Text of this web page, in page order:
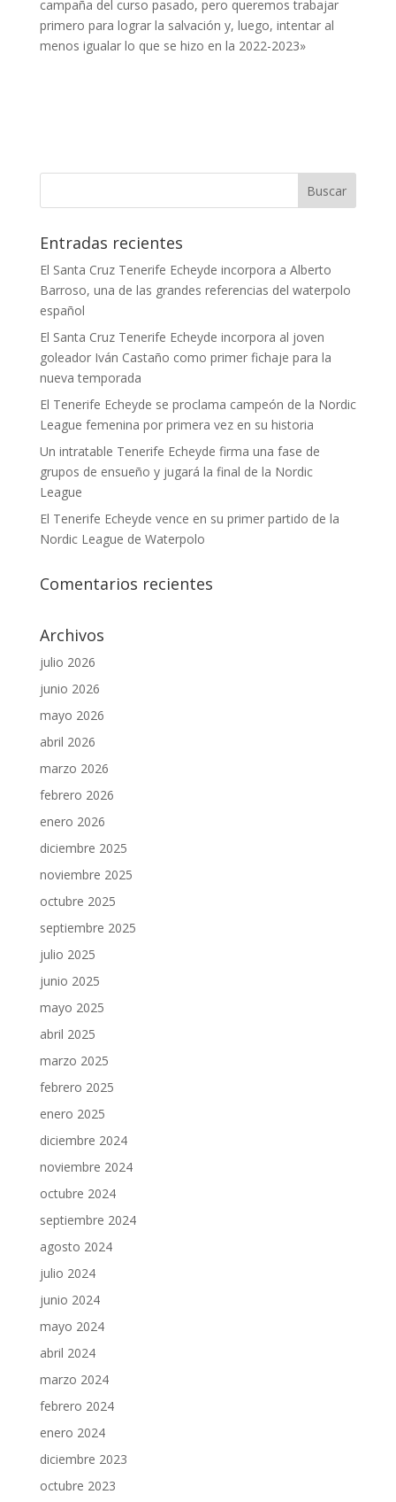
campaña del curso pasado, pero queremos trabajar
primero para lograr la salvación y, luego, intentar al
menos igualar lo que se hizo en la 2022-2023»
Entradas recientes
El Santa Cruz Tenerife Echeyde incorpora a Alberto
Barroso, una de las grandes referencias del waterpolo
español
El Santa Cruz Tenerife Echeyde incorpora al joven
goleador Iván Castaño como primer fichaje para la
nueva temporada
El Tenerife Echeyde se proclama campeón de la Nordic
League femenina por primera vez en su historia
Un intratable Tenerife Echeyde firma una fase de
grupos de ensueño y jugará la final de la Nordic
League
El Tenerife Echeyde vence en su primer partido de la
Nordic League de Waterpolo
Comentarios recientes
Archivos
julio 2026
junio 2026
mayo 2026
abril 2026
marzo 2026
febrero 2026
enero 2026
diciembre 2025
noviembre 2025
octubre 2025
septiembre 2025
julio 2025
junio 2025
mayo 2025
abril 2025
marzo 2025
febrero 2025
enero 2025
diciembre 2024
noviembre 2024
octubre 2024
septiembre 2024
agosto 2024
julio 2024
junio 2024
mayo 2024
abril 2024
marzo 2024
febrero 2024
enero 2024
diciembre 2023
octubre 2023